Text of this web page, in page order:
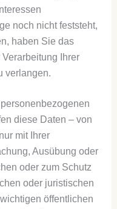
noch nicht feststeht,
haben Sie das
Ihrer
verlangen.
diese Daten – von
mit Ihrer
Ausübung oder
oder zum Schutz
oder juristischen
öffentlichen